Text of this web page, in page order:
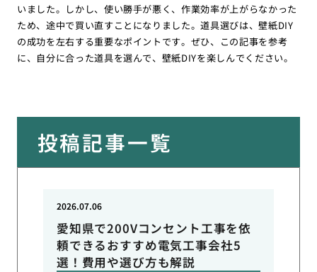
いました。しかし、使い勝手が悪く、作業効率が上がらなかった
ため、途中で買い直すことになりました。道具選びは、壁紙DIY
の成功を左右する重要なポイントです。ぜひ、この記事を参考
に、自分に合った道具を選んで、壁紙DIYを楽しんでください。
投稿記事一覧
愛知県で200Vコンセント工事を依
頼できるおすすめ電気工事会社5
選！費用や選び方も解説
2026.07.06